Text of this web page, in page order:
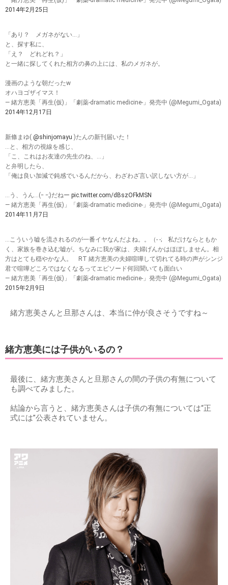
2014年2月25日
「あり？ メガネがない…」
と、探す私に、
「え？ どれどれ？」
と一緒に探してくれた相方の鼻の上には、私のメガネが。
漫画のような朝だったw
オハヨゴザイマス！
— 緒方恵美「再生(仮)」「劇薬-dramatic medicine-」発売中 (@Megumi_Ogata)
2014年12月17日
新條まゆ( @shinjomayu )たんの新刊届いた！
…と、相方の視線を感じ、
「こ、これはお友達の先生のね、…」
と弁明したら、
「俺は良い加減で鈍感でいるんだから、わざわざ言い訳しない方が…」
…う、うん…(ｰ ｰ;)だねー pic.twitter.com/dBszOFkMSN
— 緒方恵美「再生(仮)」「劇薬-dramatic medicine-」発売中 (@Megumi_Ogata)
2014年11月7日
…こういう嘘を流されるのが一番イヤなんだよね。。（- -; 私だけならともか
く、家族を巻き込む嘘が。ちなみに我が家は、夫婦げんかはほぼしません。相
方はとても穏やかな人。 RT 緒方恵美の夫婦喧嘩して切れてる時の声がシンジ
君で喧嘩どころではなくなるってエピソード何回聞いても面白い
— 緒方恵美「再生(仮)」「劇薬-dramatic medicine-」発売中 (@Megumi_Ogata)
2015年2月9日
緒方恵美さんと旦那さんは、本当に仲が良さそうですね～
緒方恵美には子供がいるの？
最後に、緒方恵美さんと旦那さんの間の子供の有無について
も調べてみました。
結論から言うと、緒方恵美さんは子供の有無については“正
式には”公表されていません。